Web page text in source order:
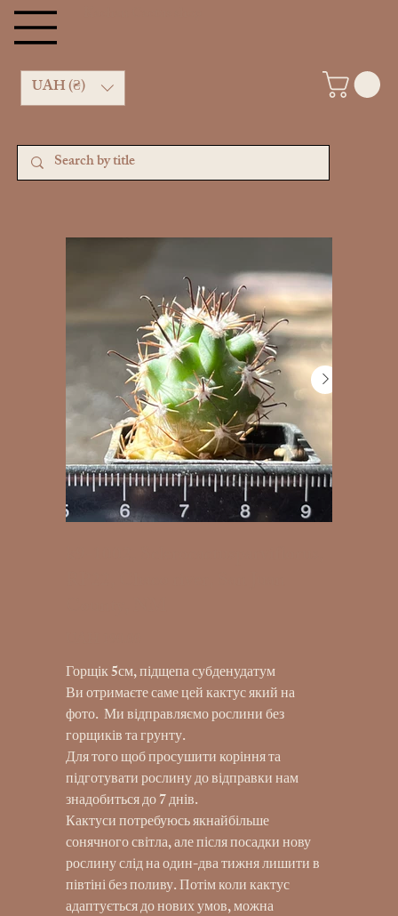
UAH (₴)
Горщік 5см, підщепа субденудатум
Ви отримаєте саме цей кактус який на
фото. Ми відправляємо рослини без
горщиків та грунту.
Для того щоб просушити коріння та
підготувати рослину до відправки нам
знадобиться до 7 днів.
Кактуси потребуюсь якнайбільше
сонячного світла, але після посадки нову
рослину слід на один-два тижня лишити в
півтіні без поливу. Потім коли кактус
адаптується до нових умов, можна